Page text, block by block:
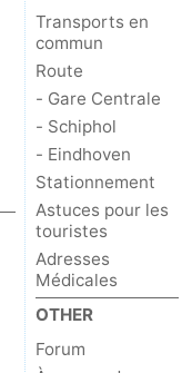
Transports en
commun
Route
- Gare Centrale
- Schiphol
- Eindhoven
Stationnement
Astuces pour les
touristes
Adresses
Médicales
OTHER
Forum